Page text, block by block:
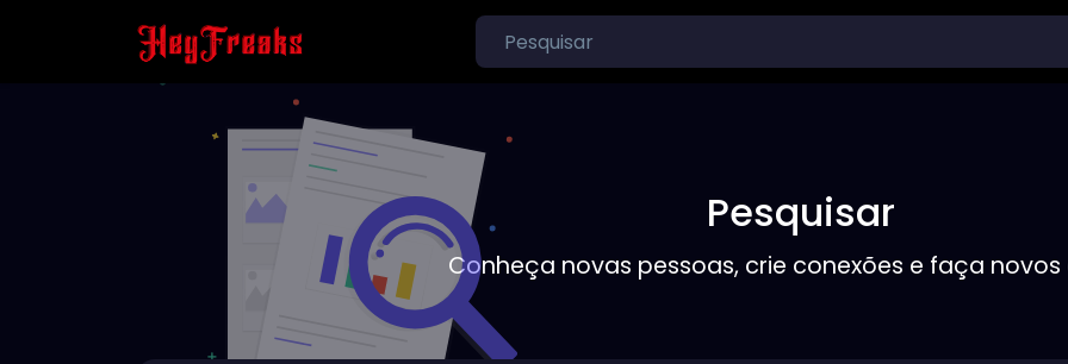
Pesquisar
Conheça novas pessoas, crie conexões e faça